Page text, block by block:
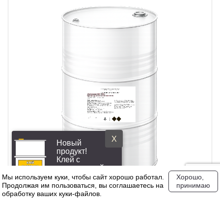
Описание
X
Новый
продукт!
Клей с
повышенной
эластичностью
Мы используем куки, чтобы сайт хорошо работал.
Продолжая им пользоваться, вы соглашаетесь на
обработку ваших куки‑файлов.
Хорошо,
принимаю